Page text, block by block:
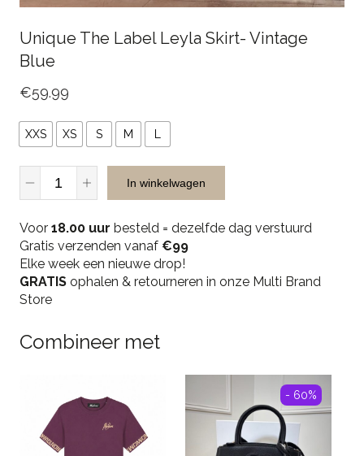
Unique The Label Leyla Skirt- Vintage
Blue
€59.99
XXS XS S M
Unique
The
Leyla
Skirt-
Vintage
Blue
quantity
In winkelwagen
Voor 18.00 uur besteld = dezelfde dag verstuurd
Gratis verzenden vanaf €99
Elke week een nieuwe drop!
GRATIS ophalen & retourneren in onze Multi Brand
Store
Combineer met
- 60%